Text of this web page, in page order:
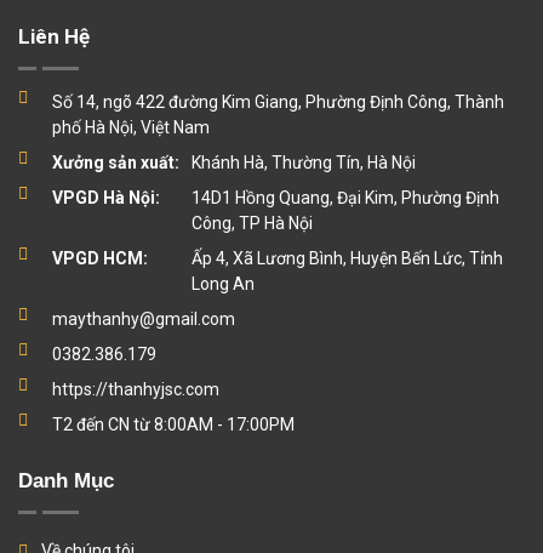
Liên Hệ
Số 14, ngõ 422 đường Kim Giang, Phường Định Công, Thành
phố Hà Nội, Việt Nam
Xưởng sản xuất:
Khánh Hà, Thường Tín, Hà Nội
VPGD Hà Nội:
14D1 Hồng Quang, Đại Kim, Phường Định
Công, TP Hà Nội
VPGD HCM:
Ấp 4, Xã Lương Bình, Huyện Bến Lức, Tỉnh
Long An
maythanhy@gmail.com
0382.386.179
https://thanhyjsc.com
T2 đến CN từ 8:00AM - 17:00PM
Danh Mục